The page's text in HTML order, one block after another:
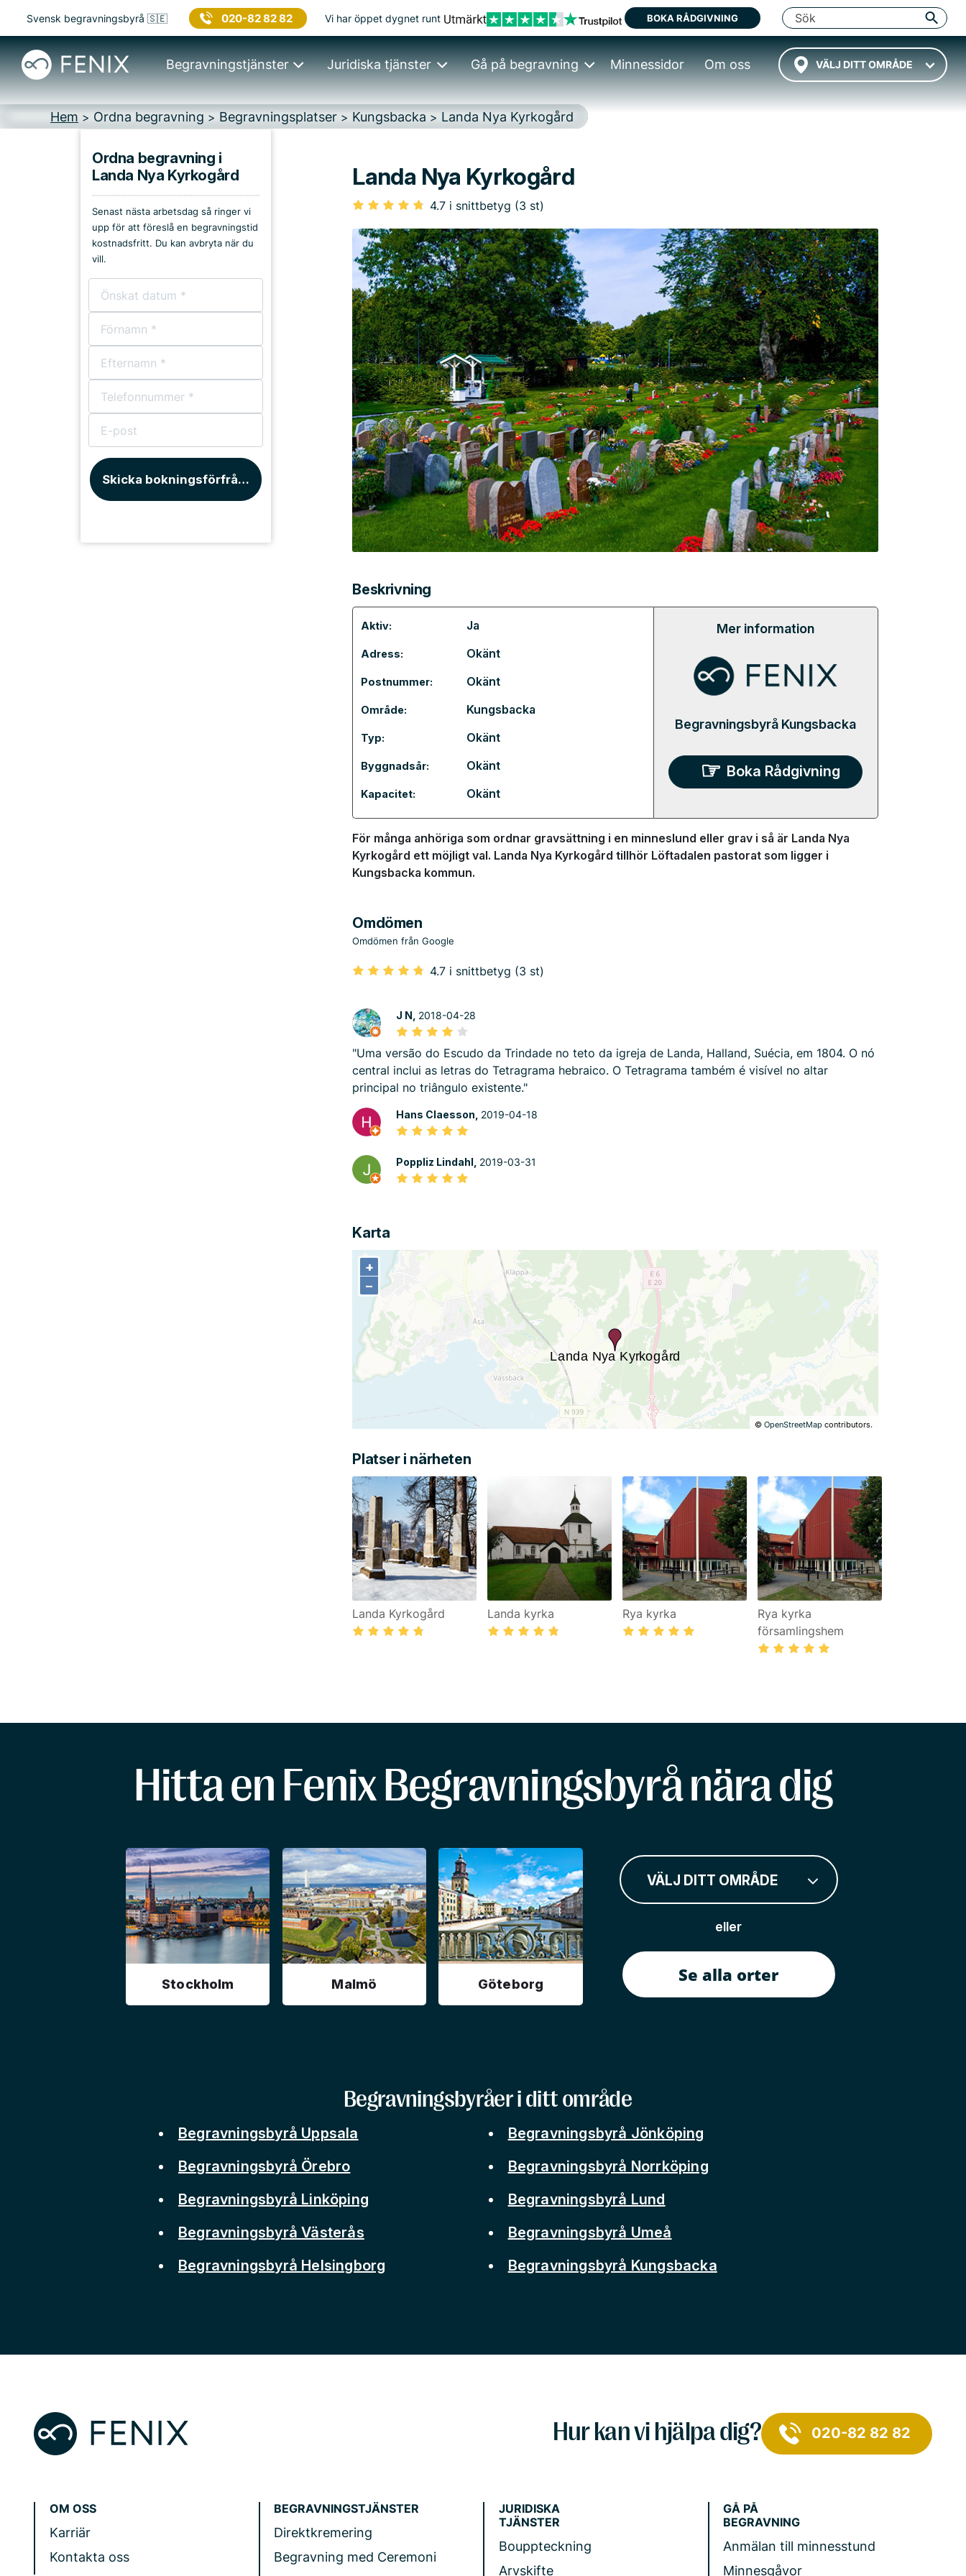
Svensk begravningsbyrå 🇸🇪 020-82 82 82 Vi har öppet dygnet runt BOKA RÅDGIVNING
VÄLJ DITT OMRÅDE
Begravningstjänster Juridiska tjänster Gå på begravning Minnessidor Om oss
Hem > Ordna begravning > Begravningsplatser > Kungsbacka > Landa Nya Kyrkogård
Kyrkor & kapell
Begravningsplatser
Församlingshem
Bårhus
Ordna begravning i
Landa Nya Kyrkogård
Senast nästa arbetsdag så ringer vi
upp för att föreslå en begravningstid
kostnadsfritt. Du kan avbryta när du
vill.
Skicka bokningsförfrågan
Landa Nya Kyrkogård
4.7 i snittbetyg (3 st)
Beskrivning
Aktiv: Ja
Adress: Okänt
Postnummer: Okänt
Område: Kungsbacka
Typ: Okänt
Byggnadsår: Okänt
Kapacitet: Okänt
Mer information
Begravningsbyrå Kungsbacka
Boka Rådgivning
För många anhöriga som ordnar gravsättning i en minneslund eller grav i så är Landa Nya
Kyrkogård ett möjligt val. Landa Nya Kyrkogård tillhör Löftadalen pastorat som ligger i
Kungsbacka kommun.
Omdömen
Omdömen från Google
4.7 i snittbetyg (3 st)
J N, 2018-04-28
"Uma versão do Escudo da Trindade no teto da igreja de Landa, Halland, Suécia, em 1804. O nó
central inclui as letras do Tetragrama hebraico. O Tetragrama também é visível no altar
principal no triângulo existente."
Hans Claesson, 2019-04-18
Poppliz Lindahl, 2019-03-31
Karta
+
−
©OpenStreetMap contributors.
+
−
Platser i närheten
Landa Kyrkogård Landa kyrka Rya kyrka
Rya kyrka
församlingshem
Hitta en Fenix Begravningsbyrå nära dig
Stockholm Malmö Göteborg
VÄLJ DITT OMRÅDE
eller
Se alla orter
Begravningsbyråer i ditt område
Begravningsbyrå Uppsala
Begravningsbyrå Örebro
Begravningsbyrå Linköping
Begravningsbyrå Västerås
Begravningsbyrå Helsingborg
Begravningsbyrå Jönköping
Begravningsbyrå Norrköping
Begravningsbyrå Lund
Begravningsbyrå Umeå
Begravningsbyrå Kungsbacka
Hur kan vi hjälpa dig? 020-82 82 82
OM OSS
Karriär
Kontakta oss
BEGRAVNINGSTJÄNSTER
Direktkremering
Begravning med Ceremoni
JURIDISKA
TJÄNSTER
Bouppteckning
Arvskifte
GÅ PÅ
BEGRAVNING
Anmälan till minnesstund
Minnesgåvor